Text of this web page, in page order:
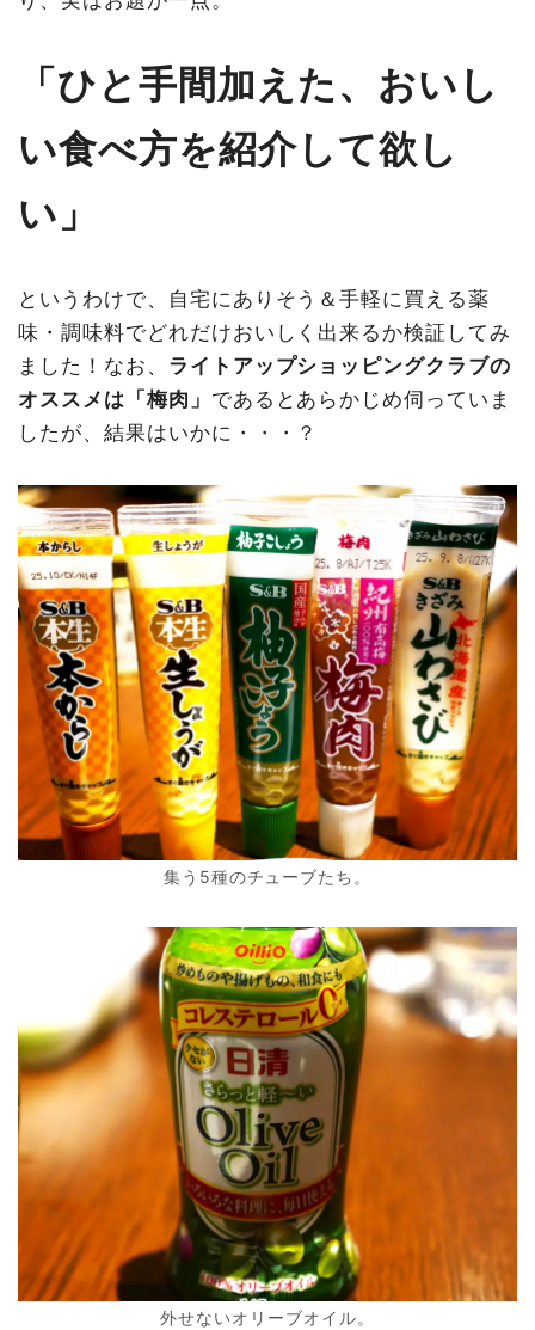
「ひと手間加えた、おいし
い食べ方を紹介して欲し
い」
というわけで、自宅にありそう＆手軽に買える薬
味・調味料でどれだけおいしく出来るか検証してみ
ました！なお、 ライトアップショッピングクラブの
オススメは「梅肉」 であるとあらかじめ伺っていま
したが、結果はいかに・・・？
集う5種のチューブたち。
外せないオリーブオイル。